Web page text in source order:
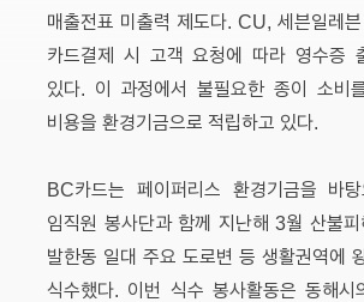
매출전표 미출력 제도다. CU, 세븐일레
카드결제 시 고객 요청에 따라 영수증
있다. 이 과정에서 불필요한 종이 소비
비용을 환경기금으로 적립하고 있다.
BC카드는 페이퍼리스 환경기금을 바
임직원 봉사단과 함께 지난해 3월 산불
발한동 일대 주요 도로변 등 생활권역에
식수했다. 이번 식수 봉사활동은 동해시